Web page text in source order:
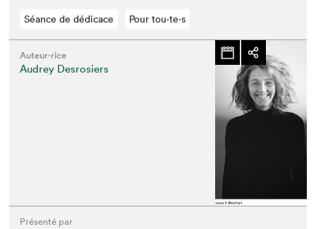
Séance de dédicace Pour tou⋅te⋅s
Auteur·rice
Audrey Desrosiers
Présenté par